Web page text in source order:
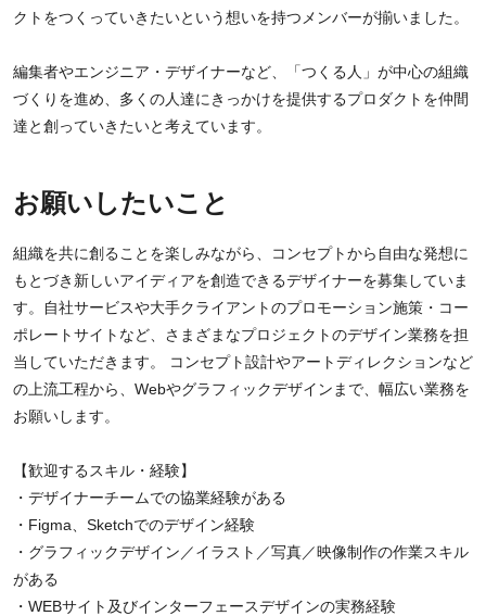
クトをつくっていきたいという想いを持つメンバーが揃いました。
編集者やエンジニア・デザイナーなど、「つくる人」が中心の組織
づくりを進め、多くの人達にきっかけを提供するプロダクトを仲間
達と創っていきたいと考えています。
お願いしたいこと
組織を共に創ることを楽しみながら、コンセプトから自由な発想に
もとづき新しいアイディアを創造できるデザイナーを募集していま
す。自社サービスや大手クライアントのプロモーション施策・コー
ポレートサイトなど、さまざまなプロジェクトのデザイン業務を担
当していただきます。 コンセプト設計やアートディレクションなど
の上流工程から、Webやグラフィックデザインまで、幅広い業務を
お願いします。
【歓迎するスキル・経験】
・デザイナーチームでの協業経験がある
・Figma、Sketchでのデザイン経験
・グラフィックデザイン／イラスト／写真／映像制作の作業スキル
がある
・WEBサイト及びインターフェースデザインの実務経験